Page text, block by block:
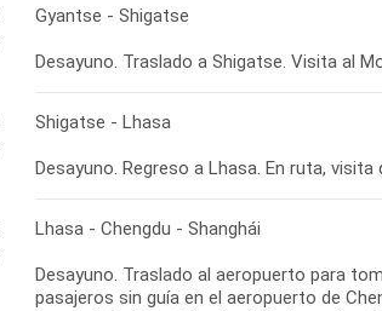
Gyantse - Shigatse
Shigatse - Lhasa
Lhasa - Chengdu - Shanghái
Desayuno. Traslado al aeropuerto para
pasajeros sin guía en el aeropuerto de